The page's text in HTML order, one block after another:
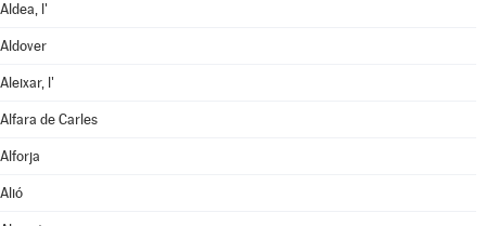
Aldea, l'
Aldover
Aleixar, l'
Alfara de Carles
Alforja
Alió